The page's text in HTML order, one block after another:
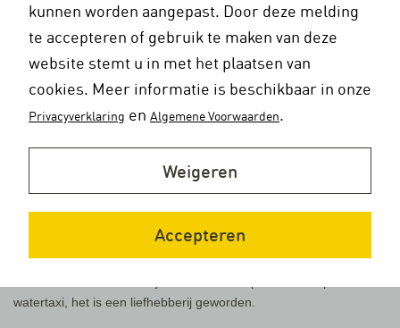
‘Ze kunnen ook buitengaats moeten blijven, bijvoorbeeld als er
geen ligplaats vrij is. Daarvoor hebben we ankerplaatsen op zee.
O, daarvan hebben we er heel veel! Wel tientallen. Schepen
liggen er meestal een paar dagen, maar het kan ook weleens een
paar weken zijn als er bijvoorbeeld financiële problemen spelen.
Waarom ben je op de watertaxi gaan varen?
scheepsbevoorrading gevaren en daarna 13 jaar in de
binnenvaart. Nou, dan ga je het varen op zeker moment vanzelf
watertaxi, het is een liefhebberij geworden.
kunnen worden aangepast. Door deze melding
te accepteren of gebruik te maken van deze
website stemt u in met het plaatsen van
cookies. Meer informatie is beschikbaar in onze
Privacyverklaring en Algemene Voorwaarden.
Weigeren
Accepteren